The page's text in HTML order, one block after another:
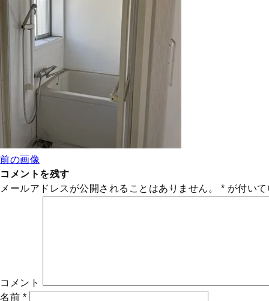
前の画像
コメントを残す
メールアドレスが公開されることはありません。
* が付い
コメント
名前 *